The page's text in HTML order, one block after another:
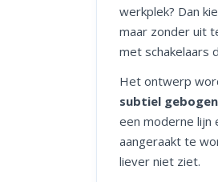
werkplek? Dan
maar zonder uit
met schakelaars
Het ontwerp
subtiel
een moderne lijn
aangeraakt te
liever niet ziet.